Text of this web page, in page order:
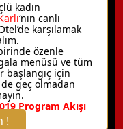
kadın
‘nın canlı
karşılamak
özenle
menüsü ve tüm
başlangıç için
geç olmadan
Program Akışı
!